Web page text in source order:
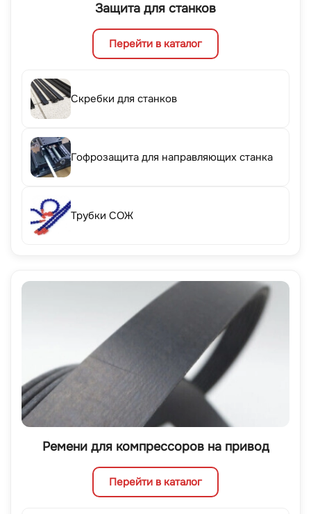
Защита для станков
Перейти в каталог
Скребки для станков
Гофрозащита для направляющих станка
Трубки СОЖ
Ремени для компрессоров на привод
Перейти в каталог